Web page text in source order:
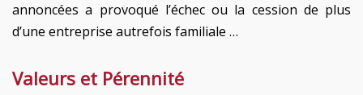
annoncées a provoqué l’échec ou la cession de plus
d’une entreprise autrefois familiale …
Valeurs et Pérennité